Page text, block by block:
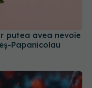
putea avea nevoie
Papanicolau